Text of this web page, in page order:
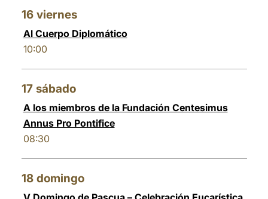
16 viernes
Al Cuerpo Diplomático
10:00
17 sábado
A los miembros de la Fundación Centesimus
Annus Pro Pontifice
08:30
18 domingo